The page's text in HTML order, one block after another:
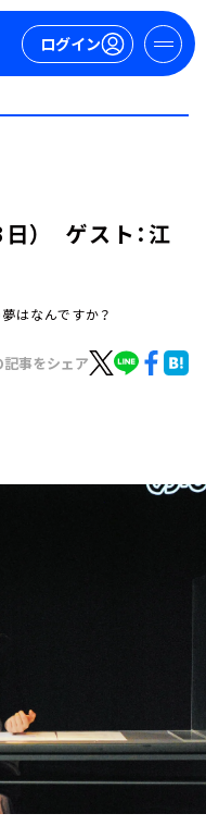
ログイン
） ゲスト：江
はなんですか？
記事をシェア